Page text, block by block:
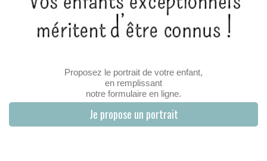
Proposez le portrait de votre enfant,
en remplissant
notre formulaire en ligne.
Je propose un portrait